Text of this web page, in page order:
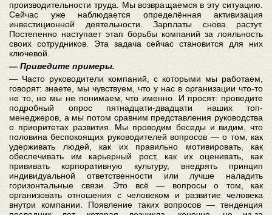
производительности труда. Мы возвращаемся в эту ситуацию.
Сейчас уже наблюдается определённая активизация
инвестиционной деятельности. Зарплаты снова растут.
Постепенно наступает этап борьбы компаний за лояльность
своих сотрудников. Эта задача сейчас становится для них
ключевой.
— Приведите примеры.
— Часто руководители компаний, с которыми мы работаем,
говорят: знаете, мы чувствуем, что у нас в организации что-то
не то, но мы не понимаем, что именно. И просят: проведите
подробный опрос пятнадцати-двадцати наших топ-
менеджеров, а мы потом сравним представления руководства
о приоритетах развития. Мы проводим беседы и видим, что
половина беспокоящих руководителей вопросов — о том, как
удерживать людей, как их правильно мотивировать, как
обеспечивать им карьерный рост, как их оценивать, как
прививать корпоративную культуру, внедрять принцип
индивидуальной ответственности или лучше наладить
горизонтальные связи. Это всё — вопросы о том, как
организовать отношения с человеком и развитие человека
внутри компании. Появление таких вопросов — тенденция